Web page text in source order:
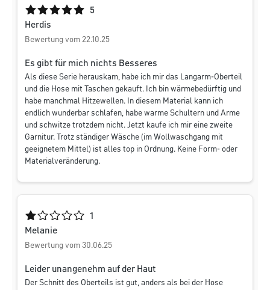
Durchschnittliche Bewertung von 5 von 5 Sternen
5
Herdis
Bewertung vom 22.10.25
Es gibt für mich nichts Besseres
Als diese Serie herauskam, habe ich mir das Langarm-Oberteil
und die Hose mit Taschen gekauft. Ich bin wärmebedürftig und
habe manchmal Hitzewellen. In diesem Material kann ich
endlich wunderbar schlafen, habe warme Schultern und Arme
und schwitze trotzdem nicht. Jetzt kaufe ich mir eine zweite
Garnitur. Trotz ständiger Wäsche (im Wollwaschgang mit
geeignetem Mittel) ist alles top in Ordnung. Keine Form- oder
Materialveränderung.
Durchschnittliche Bewertung von 1 von 5 Sternen
1
Melanie
Bewertung vom 30.06.25
Leider unangenehm auf der Haut
Der Schnitt des Oberteils ist gut, anders als bei der Hose